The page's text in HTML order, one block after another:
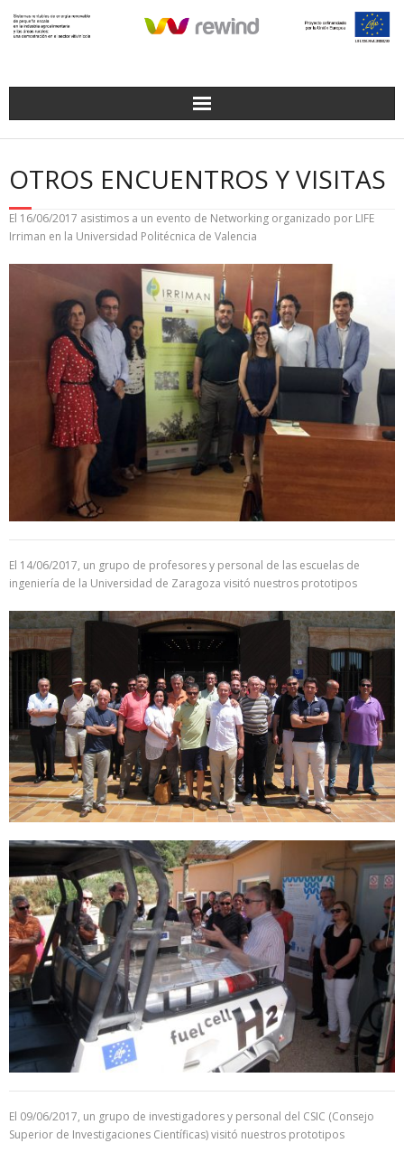
OTROS ENCUENTROS Y VISITAS
El 16/06/2017 asistimos a un evento de Networking organizado por LIFE
Irriman en la Universidad Politécnica de Valencia
El 14/06/2017, un grupo de profesores y personal de las escuelas de
ingeniería de la Universidad de Zaragoza visitó nuestros prototipos
El 09/06/2017, un grupo de investigadores y personal del CSIC (Consejo
Superior de Investigaciones Científicas) visitó nuestros prototipos